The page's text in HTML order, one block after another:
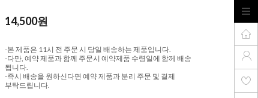
14,500원
-본 제품은 11시 전 주문 시 당일 배송하는 제품입니다.
-다만, 예약 제품과 함께 주문시 예약제품 수령일에 함께 배송
됩니다.
-즉시 배송을 원하신다면 예약 제품과 분리 주문 및 결제
부탁드립니다.